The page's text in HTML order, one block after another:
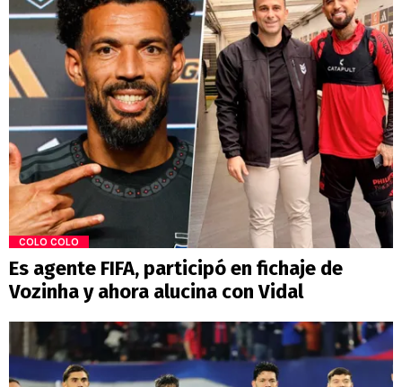
COLO COLO
Es agente FIFA, participó en fichaje de
Vozinha y ahora alucina con Vidal